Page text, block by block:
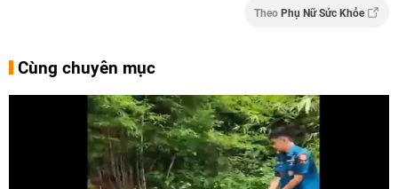
Theo Phụ Nữ Sức Khỏe
Cùng chuyên mục